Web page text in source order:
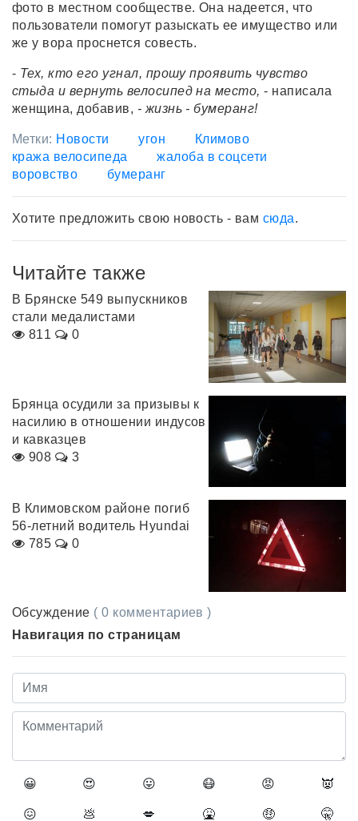
фото в местном сообществе. Она надеется, что
пользователи помогут разыскать ее имущество или
же у вора проснется совесть.
- Тех, кто его угнал, прошу проявить чувство
стыда и вернуть велосипед на место, - написала
женщина, добавив, - жизнь - бумеранг!
Метки: Новости угон
Климово
кража велосипеда
жалоба в соцсети
воровство
бумеранг
Хотите предложить свою новость - вам сюда.
Читайте также
В Брянске 549 выпускников
стали медалистами
811
0
Брянца осудили за призывы к
насилию в отношении индусов
и кавказцев
908
3
В Климовском районе погиб
56-летний водитель Hyundai
785
0
Обсуждение ( 0 комментариев )
Навигация по страницам
😀 😍 😛 😷 😡 👿
😖 💩 💋 🤮 🤑 🤫